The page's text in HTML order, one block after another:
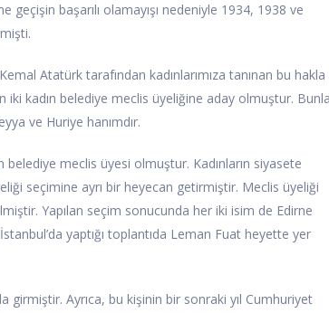
geçişin başarılı olamayışı nedeniyle 1934, 1938 ve
Atatürk tarafından kadınlarımıza tanınan bu hakla
iki kadın belediye meclis üyeliğine aday olmuştur.
ve Huriye hanımdır.
meclis üyesi olmuştur. Kadınların siyasete
seçimine ayrı bir heyecan getirmiştir. Meclis üyeliği
Yapılan seçim sonucunda her iki isim de Edirne
yaptığı toplantıda Leman Fuat heyette yer
Ayrıca, bu kişinin bir sonraki yıl Cumhuriyet